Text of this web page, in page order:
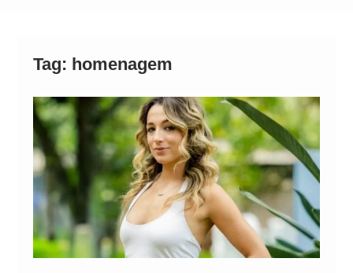
Tag: homenagem